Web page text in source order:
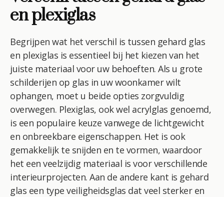
en plexiglas
Begrijpen wat het verschil is tussen gehard glas
en plexiglas is essentieel bij het kiezen van het
juiste materiaal voor uw behoeften. Als u grote
schilderijen op glas in uw woonkamer wilt
ophangen, moet u beide opties zorgvuldig
overwegen. Plexiglas, ook wel acrylglas genoemd,
is een populaire keuze vanwege de lichtgewicht
en onbreekbare eigenschappen. Het is ook
gemakkelijk te snijden en te vormen, waardoor
het een veelzijdig materiaal is voor verschillende
interieurprojecten. Aan de andere kant is gehard
glas een type veiligheidsglas dat veel sterker en